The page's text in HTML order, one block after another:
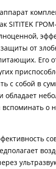
SITITEK
от
Его
с собой в
обладает
о